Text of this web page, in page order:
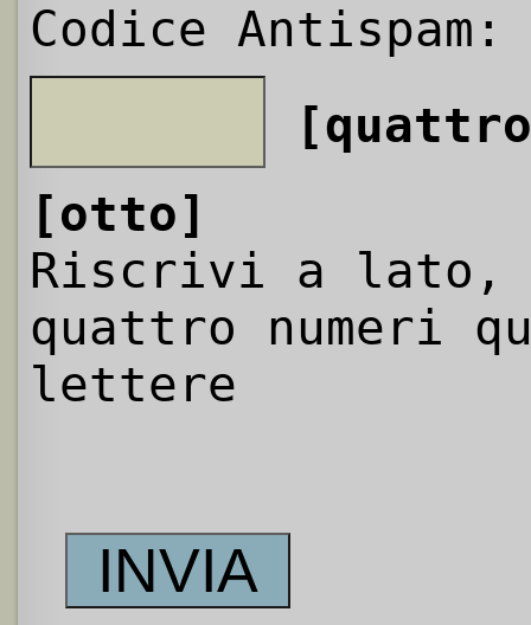
Codice Antispam:
[otto]
Riscrivi a
quattro numeri
lettere